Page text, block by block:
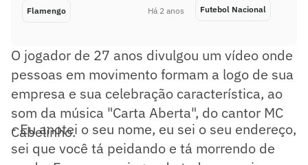
Flamengo Há 2 anos Futebol Nacional
O jogador de 27 anos divulgou um vídeo onde
pessoas em movimento formam a logo de sua
empresa e sua celebração característica, ao
som da música "Carta Aberta", do cantor MC
Cabelinho.
- Eu anotei o seu nome, eu sei o seu endereço,
sei que você tá peidando e tá morrendo de